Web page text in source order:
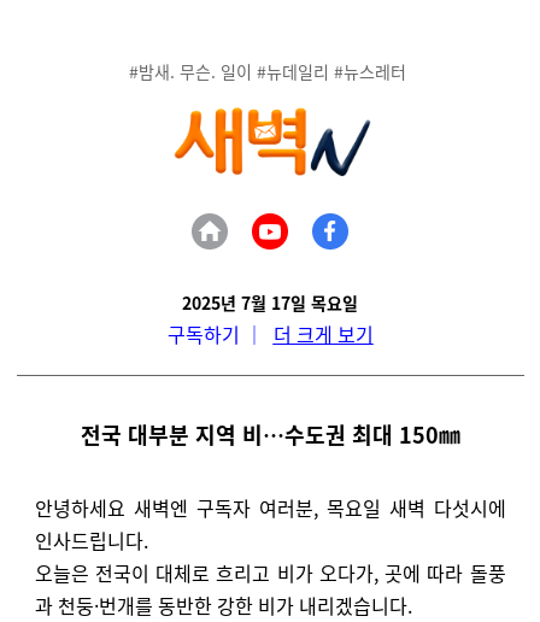
#밤새. 무슨. 일이 #뉴데일리 #뉴스레터
2025년 7월 17일 목요일
구독하기 ｜ 더 크게 보기
전국 대부분 지역 비…수도권 최대 150㎜
안녕하세요 새벽엔 구독자 여러분, 목요일 새벽 다섯시에
인사드립니다.
오늘은 전국이 대체로 흐리고 비가 오다가, 곳에 따라 돌풍
과 천둥·번개를 동반한 강한 비가 내리겠습니다.